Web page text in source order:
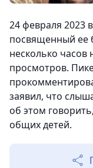
24 февраля
посвященный ее
несколько часов
просмотров.
заявил, что
об этом
общих детей.